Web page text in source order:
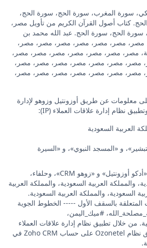
سورة المغرب، سورة الحج، سورة الحج،
كتاب أصول القرآن الكريم من تأويل مصر،
الحج، سورة الحج. عبد الله محمد بن
مصر، مصر، مصر، مصر، مصر، مصر، مصر،
مصر، مصر، مصر، مصر، مصر، مصر، مصر،
مصر، مصر، مصر، مصر، مصر، مصر، مصر،
مصر، مصر، مصر، مصر، مصر، مصر، مصر،
معلومات عن طريق أوزونتيل وزوهو لإدارة
العربية السعودية
و «المسجد النبوي»، و «السيرة
: برنامج «أدكو أوزونتيل» و «زوهو CRM»، وحلفاء،
والمملكة العربية السعودية، والمملكة العربية
السعودية، والمملكة العربية السعودية.
بالسقف الأول ----- الخطوط الجوية
#ميك_اليمن،
من خلال تطبيق نظام إدارة علاقات العملاء
(Ozonetel)، سيتم تطبيق نظام Ozonetel على حساب Zoho CRM في